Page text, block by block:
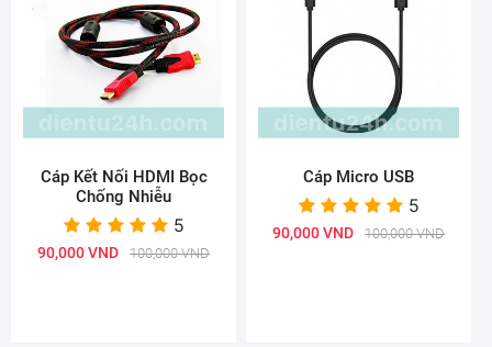
Cáp Kết Nối HDMI Bọc
Chống Nhiễu
5
90,000 VND 100,000 VND
Cáp Micro USB
5
90,000 VND 100,000 VND